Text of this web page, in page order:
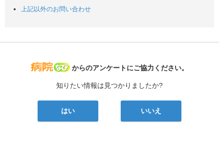
上記以外のお問い合わせ
病院なび
からのアンケートにご協力ください。
知りたい情報は見つかりましたか?
はい いいえ